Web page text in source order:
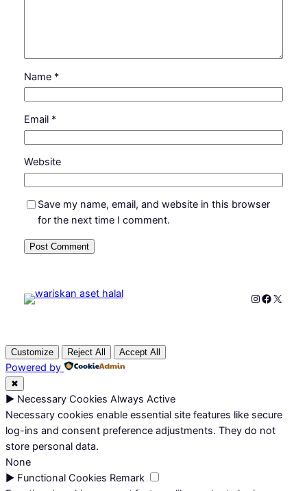
Name *
Email *
Website
Save my name, email, and website in this browser
for the next time I comment.
Instagram
X
Customize Reject All Accept All
Powered by
✖
► Necessary Cookies Always Active
Necessary cookies enable essential site features like secure
log-ins and consent preference adjustments. They do not
store personal data.
None
► Functional Cookies Remark